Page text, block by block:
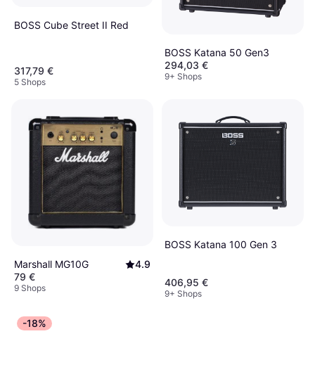
BOSS Cube Street II Red
317,79 €
5 Shops
BOSS Katana 50 Gen3
294,03 €
9+ Shops
Marshall MG10G
4.9
79 €
9 Shops
BOSS Katana 100 Gen 3
406,95 €
9+ Shops
-18%